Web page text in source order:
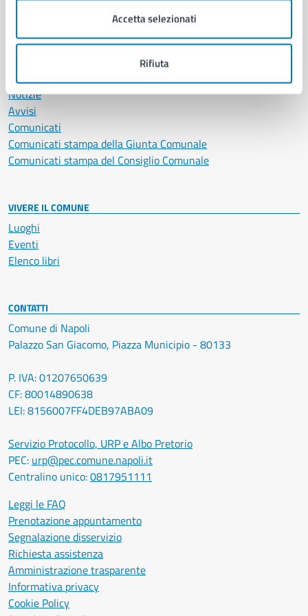
Accetta selezionati
Rifiuta
Notizie
Avvisi
Comunicati
Comunicati stampa della Giunta Comunale
Comunicati stampa del Consiglio Comunale
VIVERE IL COMUNE
Luoghi
Eventi
Elenco libri
CONTATTI
Comune di Napoli
Palazzo San Giacomo, Piazza Municipio - 80133
P. IVA: 01207650639
CF: 80014890638
LEI: 8156007FF4DEB97ABA09
Servizio Protocollo, URP e Albo Pretorio
PEC: urp@pec.comune.napoli.it
Centralino unico:0817951111
Leggi le FAQ
Prenotazione appuntamento
Segnalazione disservizio
Richiesta assistenza
Amministrazione trasparente
Informativa privacy
Cookie Policy